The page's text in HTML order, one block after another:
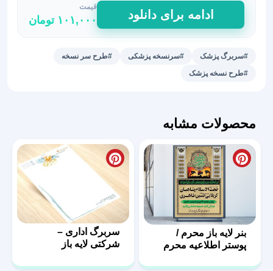
سرنسخه
جراح
و
پزشک
طرح
عدد
ادامه برای دانلود
قیمت
۱۰۱,۰۰۰ تومان
#سربرگ پزشک #سرنسخه پزشکی
#طرح سر نسخه
#طرح نسخه پزشک
محصولات مشابه
بنر لایه باز محرم /
پوستر اطلاعیه محرم
سربرگ اداری –
شرکتی لایه باز